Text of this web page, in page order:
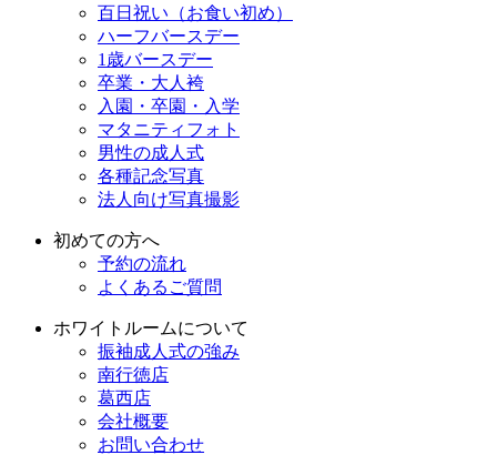
百日祝い（お食い初め）
ハーフバースデー
1歳バースデー
卒業・大人袴
入園・卒園・入学
マタニティフォト
男性の成人式
各種記念写真
法人向け写真撮影
初めての方へ
予約の流れ
よくあるご質問
ホワイトルームについて
振袖成人式の強み
南行徳店
葛西店
会社概要
お問い合わせ